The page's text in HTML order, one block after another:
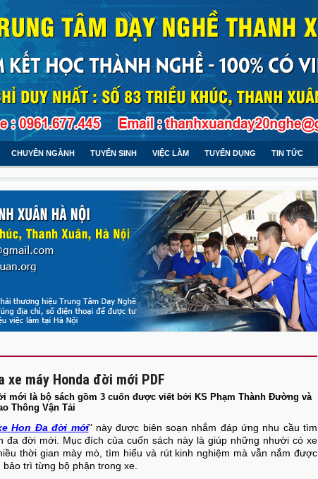
CHUYÊN NGÀNH TUYỂN SINH VIỆC LÀM TUYỂN DỤNG TIN TỨC
xe máy Honda đời mới PDF
mới là bộ sách gồm 3 cuốn được viết bởi KS Phạm Thành Đường và
Thông Vận Tải
Hon Đa đời mới" này được biên soạn nhắm đáp ứng nhu cầu tìm
đa đời mới. Mục đích của cuốn sách này là giúp những nhười có xe
thời gian mày mò, tìm hiểu và rút kinh nghiệm mà vẫn nắm được
trì từng bộ phận trong xe.